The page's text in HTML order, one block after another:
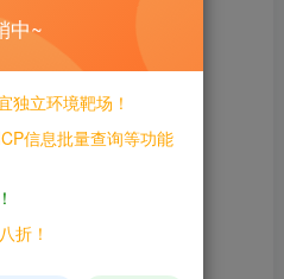
中~
独立环境靶场！
信息批量查询等功能
折！